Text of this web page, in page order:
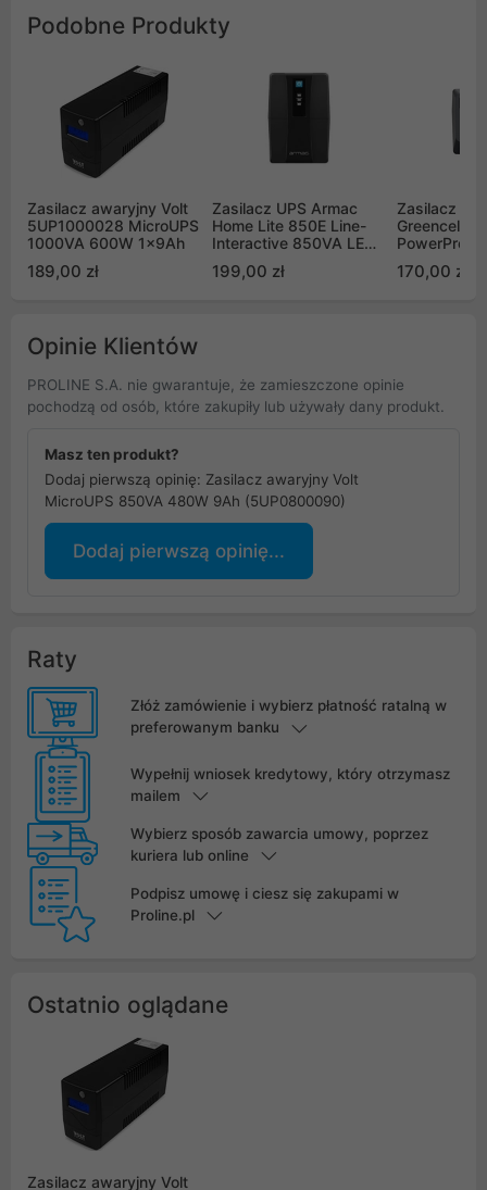
Podobne Produkty
Zasilacz awaryjny Volt
5UP1000028 MicroUPS
1000VA 600W 1x9Ah
189,00 zł
Zasilacz UPS Armac
Home Lite 850E Line-
Interactive 850VA LED
199,00 zł
Zasilacz
Greencell
PowerProof
170,00 zł
Opinie Klientów
PROLINE S.A. nie gwarantuje, że zamieszczone opinie
pochodzą od osób, które zakupiły lub używały dany produkt.
Masz ten produkt?
Dodaj pierwszą opinię: Zasilacz awaryjny Volt
MicroUPS 850VA 480W 9Ah (5UP0800090)
Dodaj pierwszą opinię...
Raty
Złóż zamówienie i wybierz płatność ratalną w
preferowanym banku
Wypełnij wniosek kredytowy, który otrzymasz
mailem
Wybierz sposób zawarcia umowy, poprzez
kuriera lub online
Podpisz umowę i ciesz się zakupami w
Proline.pl
Ostatnio oglądane
Zasilacz awaryjny Volt